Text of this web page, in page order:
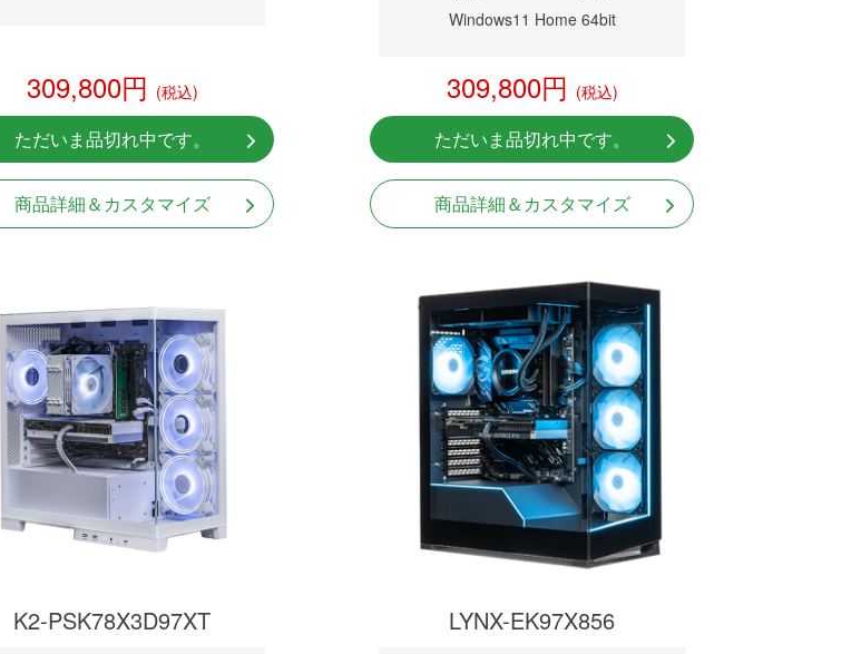
309,800円 (税込)
ただいま品切れ中です。
商品詳細＆カスタマイズ
Windows11 Home 64bit
309,800円 (税込)
ただいま品切れ中です。
商品詳細＆カスタマイズ
K2-PSK78X3D97XT LYNX-EK97X856